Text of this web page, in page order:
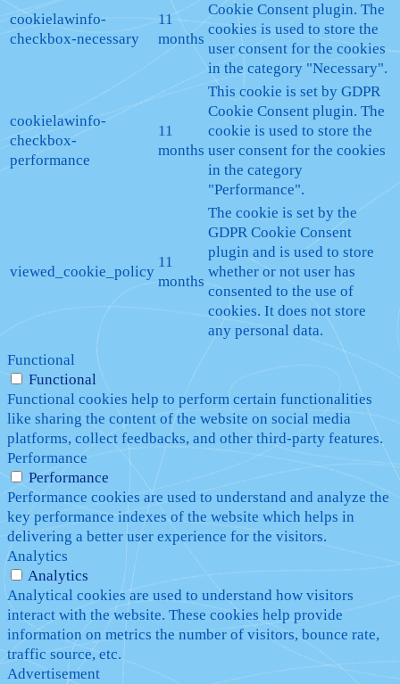
cookielawinfo-
checkbox-necessary
11
months
Cookie Consent plugin. The
cookies is used to store the
user consent for the cookies
in the category "Necessary".
cookielawinfo-
checkbox-
performance
11
months
This cookie is set by GDPR
Cookie Consent plugin. The
cookie is used to store the
user consent for the cookies
in the category
"Performance".
viewed_cookie_policy
11
months
The cookie is set by the
GDPR Cookie Consent
plugin and is used to store
whether or not user has
consented to the use of
cookies. It does not store
any personal data.
Functional
Functional
Functional cookies help to perform certain functionalities
like sharing the content of the website on social media
platforms, collect feedbacks, and other third-party features.
Performance
Performance
Performance cookies are used to understand and analyze the
key performance indexes of the website which helps in
delivering a better user experience for the visitors.
Analytics
Analytics
Analytical cookies are used to understand how visitors
interact with the website. These cookies help provide
information on metrics the number of visitors, bounce rate,
traffic source, etc.
Advertisement